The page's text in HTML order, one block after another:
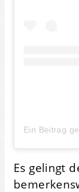
Es gelingt